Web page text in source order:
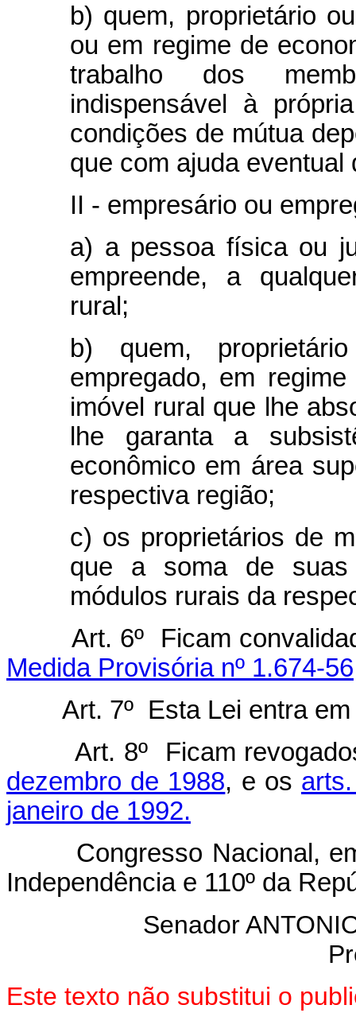
b) quem, proprietário
ou em regime de
trabalho dos
indispensável à
condições de mútua
que com ajuda eventual
II - empresário ou
a) a pessoa física ou
empreende, a
rural;
b) quem,
empregado, em
imóvel rural que lhe
lhe garanta a
econômico em área
respectiva região;
c) os proprietários de
que a soma de
módulos rurais da
Art. 6º Ficam
Medida Provisória nº 1.674-
Art. 7º Esta Lei entra em
Art. 8º Ficam
dezembro de 1988, e os
janeiro de 1992.
Congresso Nacional, em
Independência e 110º da
Senador
Este texto não substitui o